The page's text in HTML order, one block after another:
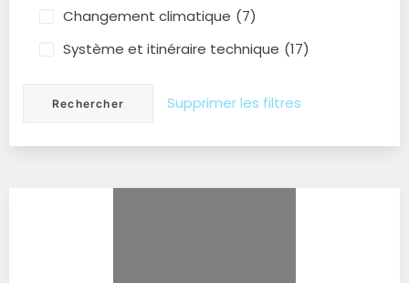
Changement climatique (7)
Système et itinéraire technique (17)
Supprimer les filtres